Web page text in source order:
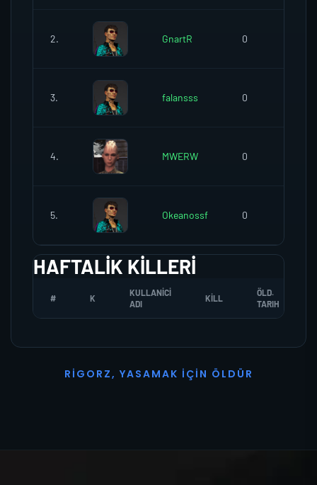
2. GnartR 0
3. falansss 0
4. MWERW 0
5. Okeanossf 0
HAFTALIK KILLERI
# K
KULLANICI
ADI
KILL
ÖLD.
TARIH
R I G O R Z, YASAMAK İ ÇI N Ö L D Ü R